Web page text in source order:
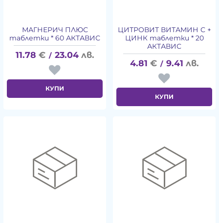
МАГНЕРИЧ ПЛЮС
таблетки * 60 АКТАВИС
11.78 € / 23.04 лв.
КУПИ
ЦИТРОВИТ ВИТАМИН С +
ЦИНК таблетки * 20
АКТАВИС
4.81 € / 9.41 лв.
КУПИ